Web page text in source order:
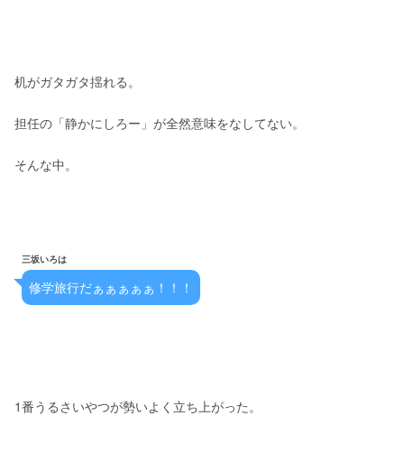
机がガタガタ揺れる。
担任の「静かにしろー」が全然意味をなしてない。
そんな中。
三坂いろは
修学旅行だぁぁぁぁぁ！！！
1番うるさいやつが勢いよく立ち上がった。